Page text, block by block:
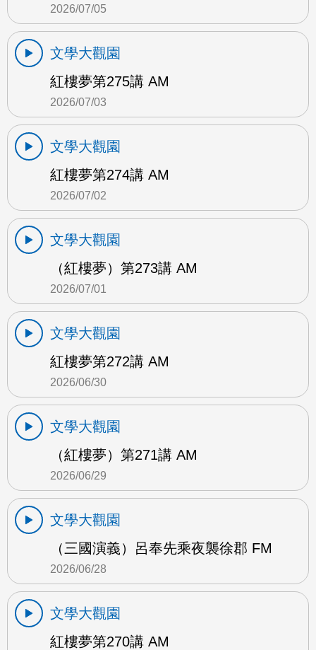
2026/07/05
文學大觀園
紅樓夢第275講 AM
2026/07/03
文學大觀園
紅樓夢第274講 AM
2026/07/02
文學大觀園
（紅樓夢）第273講 AM
2026/07/01
文學大觀園
紅樓夢第272講 AM
2026/06/30
文學大觀園
（紅樓夢）第271講 AM
2026/06/29
文學大觀園
（三國演義）呂奉先乘夜襲徐郡 FM
2026/06/28
文學大觀園
紅樓夢第270講 AM